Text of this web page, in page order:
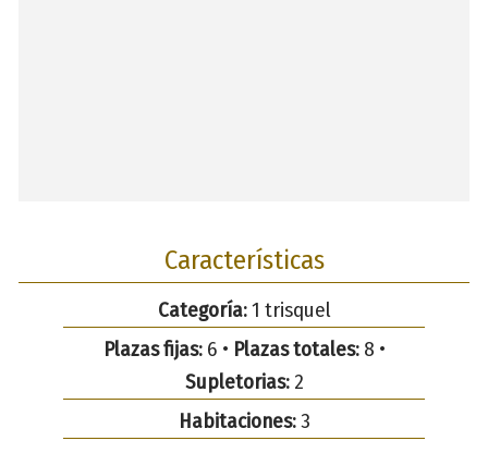
Características
Categoría:1 trisquel
Plazas fijas:6 • Plazas totales:8 •
Supletorias:2
Habitaciones:3